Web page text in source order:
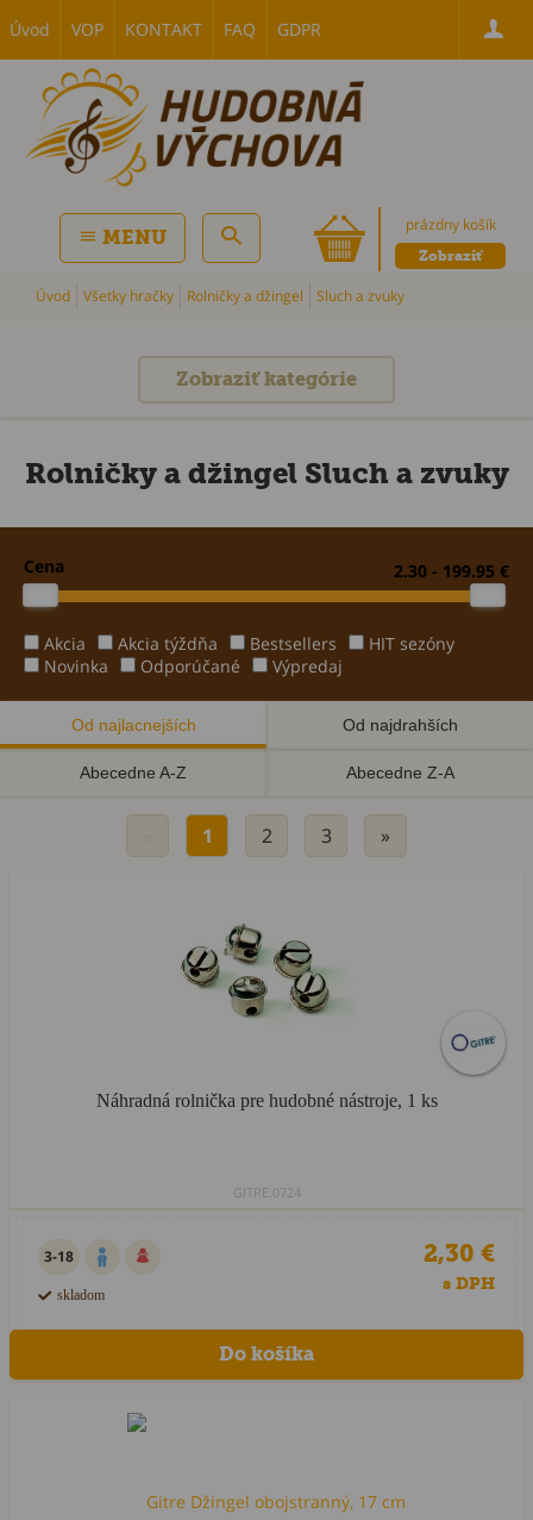
Úvod VOP KONTAKT FAQ GDPR
prázdny košík
Zobraziť
MENU
Úvod Všetky hračky Rolničky a džingel Sluch a zvuky
Zobraziť kategórie
Rolničky a džingel Sluch a zvuky
Cena 2.30 - 199.95 €
Akcia Akcia týždňa Bestsellers
HIT sezóny
Novinka
Odporúčané Výpredaj
Od najlacnejších Od najdrahších
Abecedne A-Z Abecedne Z-A
1 2 3 »
Náhradná rolnička pre hudobné nástroje, 1 ks
GITRE.0724
3-18
skladom
2,30 €
s DPH